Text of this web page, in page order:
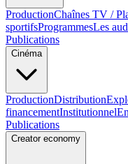
ProductionChaînes TV /
sportifsProgrammesLes
Publications
Cinéma
ProductionDistribution
financementInstitutionnel
Publications
Creator economy